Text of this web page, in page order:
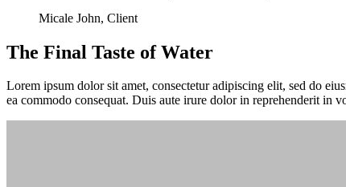
Micale John, Client
The Final Taste of Water
Lorem ipsum dolor sit amet, consectetur adipiscing elit, sed do
ea commodo consequat. Duis aute irure dolor in reprehenderit in